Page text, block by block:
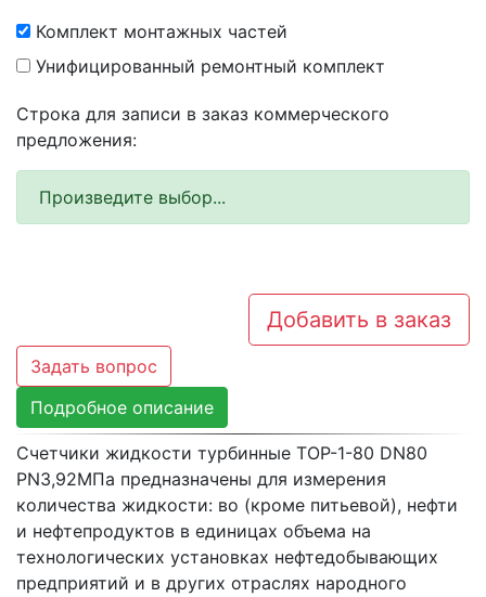
Комплект монтажных частей
Унифицированный ремонтный комплект
Строка для записи в заказ коммерческого
предложения:
Произведите выбор...
Добавить в заказ
Задать вопрос
Подробное описание
Счетчики жидкости турбинные ТОР-1-80 DN80
PN3,92МПа предназначены для измерения
количества жидкости: во (кроме питьевой), нефти
и нефтепродуктов в единицах объема на
технологических установках нефтедобывающих
предприятий и в других отраслях народного